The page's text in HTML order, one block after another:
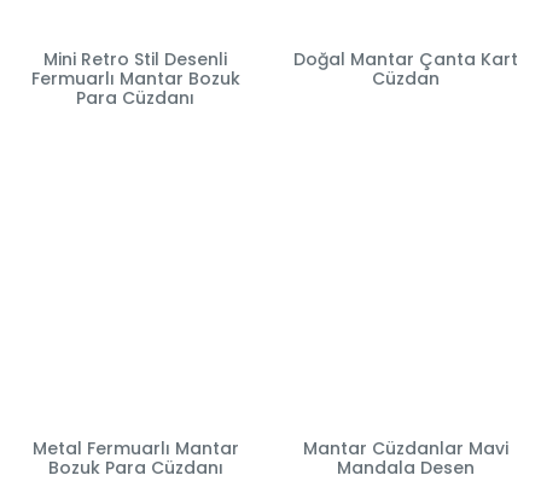
Mini Retro Stil Desenli
Fermuarlı Mantar Bozuk
Para Cüzdanı
Doğal Mantar Çanta Kart
Cüzdan
Metal Fermuarlı Mantar
Bozuk Para Cüzdanı
Mantar Cüzdanlar Mavi
Mandala Desen